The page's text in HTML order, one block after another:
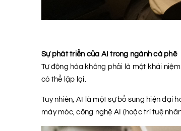
Sự phát triển của AI trong ngành cà phê
Tự động hóa không phải là một khái
có thể lặp lại.
Tuy nhiên, AI là một sự bổ sung hiện đại
máy móc, công nghệ AI (hoặc trí tuệ